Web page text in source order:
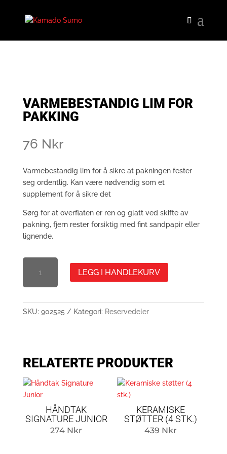
VARMEBESTANDIG LIM FOR
PAKKING
76 Nkr
Varmebestandig lim for å sikre at pakningen fester
seg ordentlig. Kan være nødvendig som et
supplement for å sikre det
Sørg for at overflaten er ren og glatt ved skifte av
pakning, fjern rester forsiktig med fint sandpapir eller
lignende.
VARMEBESTANDIG
FOR
LEGG I HANDLEKURV
SKU: 902525 Kategori: Reservedeler
RELATERTE PRODUKTER
HÅNDTAK
SIGNATURE JUNIOR
274 Nkr
KERAMISKE
STØTTER (4 STK.)
439 Nkr